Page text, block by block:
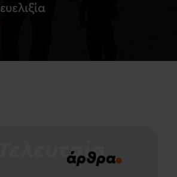
ευελιξία
Τελευταία
άρθρα.